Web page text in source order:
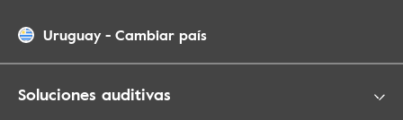
Uruguay - Cambiar país
Soluciones auditivas